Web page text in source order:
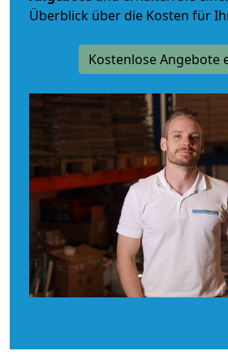
Überblick über die Kosten für
Kostenlose Angebote